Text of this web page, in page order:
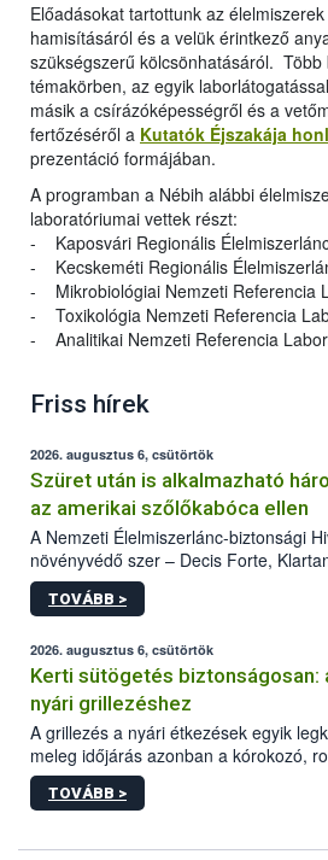
Előadásokat tartottunk az
hamisításáról és a velük érintkező
szükségszerű kölcsönhatásáról.
témakörben, az egyik
másik a csírázóképességről és a
fertőzéséről a Kutatók Éjszakája
prezentáció formájában.
A programban a Nébih alábbi
laboratóriumai vettek részt:
- Kaposvári Regionális
- Kecskeméti Regionális
- Mikrobiológiai Nemzeti Referencia
- Toxikológia Nemzeti Referencia
- Analitikai Nemzeti Referencia
Friss hírek
2026. augusztus 6, csütörtök
Szüret után is alkalmazható
az amerikai szőlőkabóca ellen
A Nemzeti Élelmiszerlánc-biztonsági
növényvédő szer – Decis Forte,
engedélyokiratát módosította, így azok
egészen a vesszőérettség (BBCH 91)
érésű szőlőkben is legyen lehetőség a
védekezésre. Az Oroganic készítmény
felhasználók számára is elérhető és
engedélyezett.
TOVÁBB >
2026. augusztus 6, csütörtök
Kerti sütögetés biztonságosan:
nyári grillezéshez
A grillezés a nyári étkezések egyik
meleg időjárás azonban a kórokozó,
gyorsabb szaporodásának is kedvez.
ezért nem csupán a megfelelő sütési
higiéniai szabályok betartása, a
TOVÁBB >